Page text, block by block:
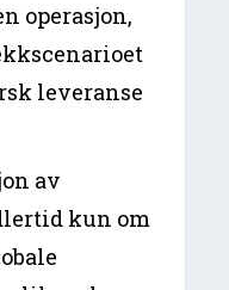
operasjon,
leveranse
av
kun om